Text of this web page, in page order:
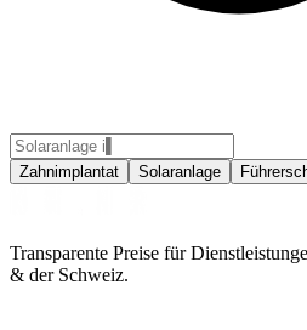
Zahnimplantat Solaranlage
Transparente Preise für
& der Schweiz.